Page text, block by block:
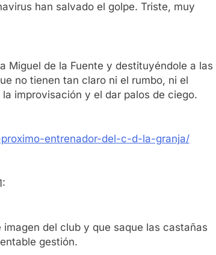
han salvado el golpe. Triste, muy
Miguel de la Fuente y destituyéndole a las
no tienen tan claro ni el rumbo, ni el
improvisación y el dar palos de ciego.
entrenador-del-c-d-la-granja/
del club y que saque las castañas
gestión.